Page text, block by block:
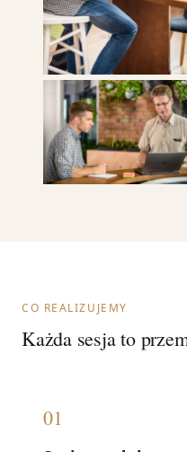
CO REALIZUJEMY
Każda sesja to
01